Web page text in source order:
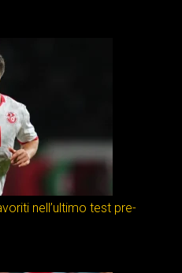
nell’ultimo test pre-